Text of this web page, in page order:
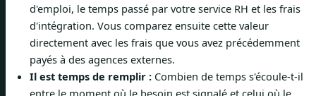
d'emploi, le temps passé par votre service RH et les frais
d'intégration. Vous comparez ensuite cette valeur
directement avec les frais que vous avez précédemment
payés à des agences externes.
Il est temps de remplir : Combien de temps s'écoule-t-il
entre le moment où le besoin est signalé et celui où le